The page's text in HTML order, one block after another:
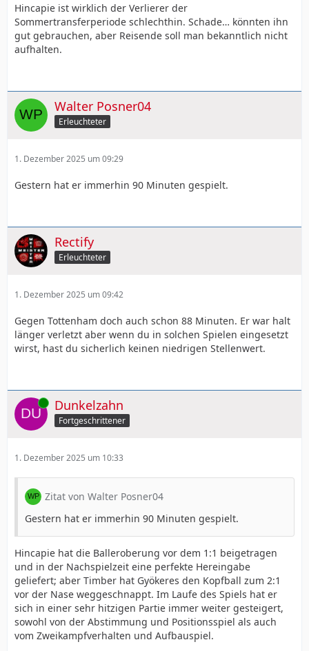
Hincapie ist wirklich der Verlierer der
Sommertransferperiode schlechthin. Schade… könnten ihn
gut gebrauchen, aber Reisende soll man bekanntlich nicht
aufhalten.
Walter Posner04
Erleuchteter
1. Dezember 2025 um 09:29
Gestern hat er immerhin 90 Minuten gespielt.
Rectify
Erleuchteter
1. Dezember 2025 um 09:42
Gegen Tottenham doch auch schon 88 Minuten. Er war halt
länger verletzt aber wenn du in solchen Spielen eingesetzt
wirst, hast du sicherlich keinen niedrigen Stellenwert.
Online Dunkelzahn
Fortgeschrittener
1. Dezember 2025 um 10:33
Zitat von Walter Posner04
Gestern hat er immerhin 90 Minuten gespielt.
Hincapie hat die Balleroberung vor dem 1:1 beigetragen
und in der Nachspielzeit eine perfekte Hereingabe
geliefert; aber Timber hat Gyökeres den Kopfball zum 2:1
vor der Nase weggeschnappt. Im Laufe des Spiels hat er
sich in einer sehr hitzigen Partie immer weiter gesteigert,
sowohl von der Abstimmung und Positionsspiel als auch
vom Zweikampfverhalten und Aufbauspiel.